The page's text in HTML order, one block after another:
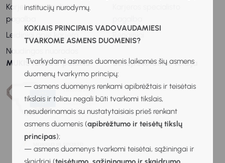
institucijų nurodymų.
KOKIAIS PRINCIPAIS VADOVAUDAMIESI
TVARKOME ASMENS DUOMENIS?
Tvarkydami asmens duomenis laikomės šių asmens
duomenų tvarkymo principų:
— asmens duomenys renkami apibrėžtais ir teisėtais
tikslais ir toliau negali būti tvarkomi tikslais,
nesuderinamais su nustatytaisiais prieš renkant
asmens duomenis (apibrėžtumo ir teisėtų tikslų
principas);
— asmens duomenys tvarkomi teisėtai, sąžiningai ir
Karjeros specialisto
pagalba
Leidiniai apie karjerą
Naudingos nuorodos
MUKIS remia ir palaiko Senoji svetainės versija